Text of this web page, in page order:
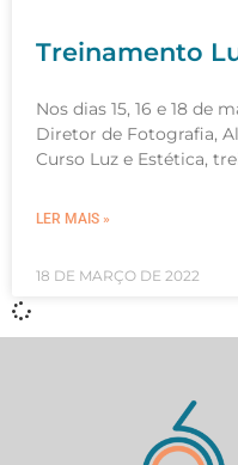
Treinamento
Nos dias 15, 16 e 18 de
Diretor de Fotografia,
Curso Luz e Estética,
LER MAIS »
18 DE MARÇO DE 2022